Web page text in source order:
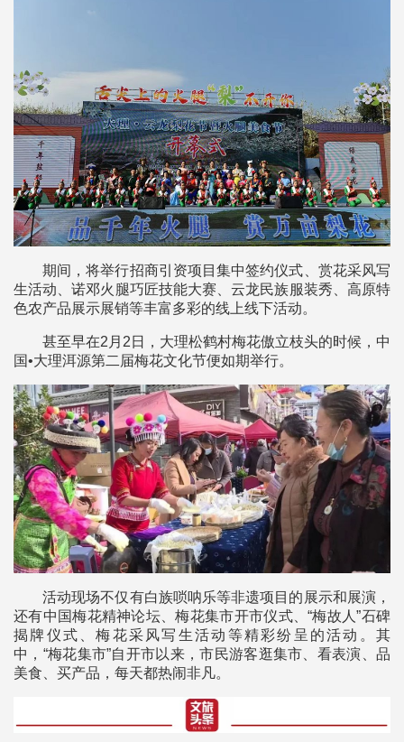
期间，将举行招商引资项目集中签约仪式、赏花采风写
生活动、诺邓火腿巧匠技能大赛、云龙民族服装秀、高原特
色农产品展示展销等丰富多彩的线上线下活动。
甚至早在2月2日，大理松鹤村梅花傲立枝头的时候，中
国•大理洱源第二届梅花文化节便如期举行。
活动现场不仅有白族唢呐乐等非遗项目的展示和展演，
还有中国梅花精神论坛、梅花集市开市仪式、“梅故人”石碑
揭牌仪式、梅花采风写生活动等精彩纷呈的活动。其
中，“梅花集市”自开市以来，市民游客逛集市、看表演、品
美食、买产品，每天都热闹非凡。